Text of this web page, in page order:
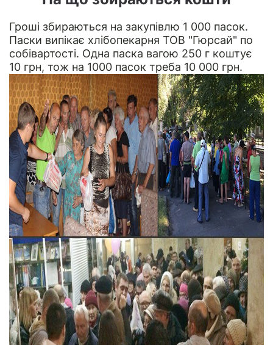
Гроші збираються на закупівлю 1 000 пасок.
Паски випікає хлібопекарня ТОВ "Гюрсай" по
собівартості. Одна паска вагою 250 г коштує
10 грн, тож на 1000 пасок треба 10 000 грн.